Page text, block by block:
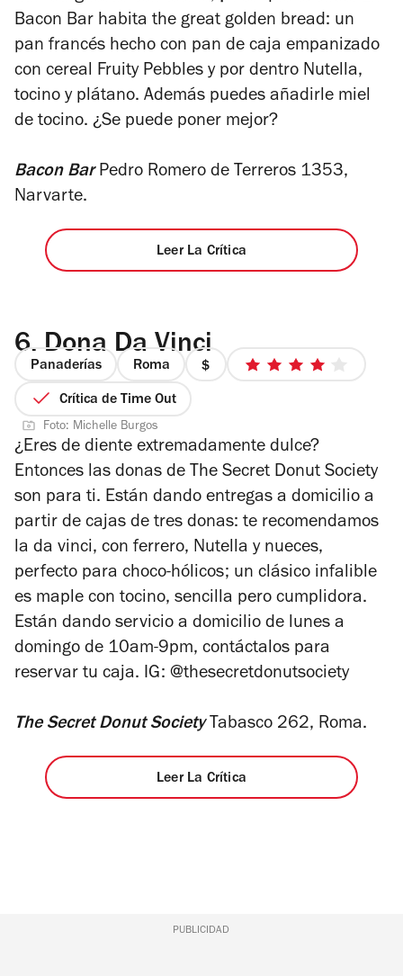
Bacon Bar habita the great golden bread: un
pan francés hecho con pan de caja empanizado
con cereal Fruity Pebbles y por dentro Nutella,
tocino y plátano. Además puedes añadirle miel
de tocino. ¿Se puede poner mejor?
Bacon Bar Pedro Romero de Terreros 1353,
Narvarte.
Leer La Crítica
6. Dona Da Vinci
Panaderías Roma
precio
4
4
estrellas
Crítica de Time Out
Foto: Michelle Burgos
¿Eres de diente extremadamente dulce?
Entonces las donas de The Secret Donut Society
son para ti. Están dando entregas a domicilio a
partir de cajas de tres donas: te recomendamos
la da vinci, con ferrero, Nutella y nueces,
perfecto para choco-hólicos; un clásico infalible
es maple con tocino, sencilla pero cumplidora.
Están dando servicio a domicilio de lunes a
domingo de 10am-9pm, contáctalos para
reservar tu caja. IG: @thesecretdonutsociety
The Secret Donut SocietyTabasco 262, Roma.
Leer La Crítica
PUBLICIDAD